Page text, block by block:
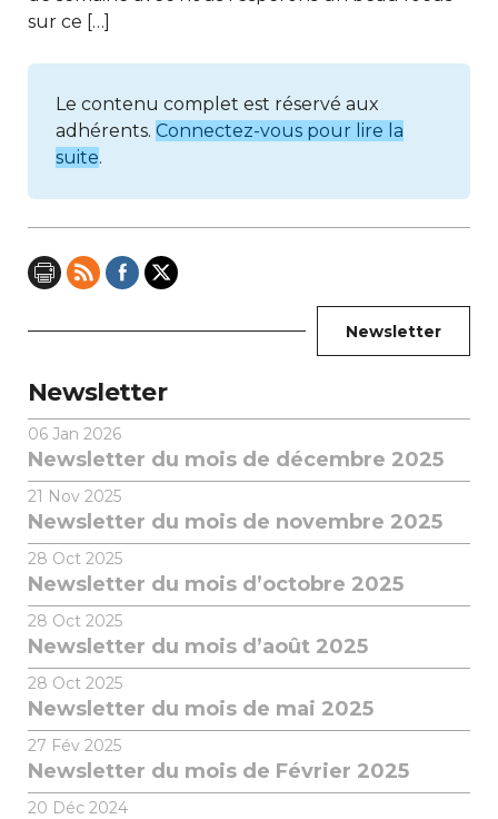
sur ce […]
Le contenu complet est réservé aux
adhérents. Connectez-vous pour lire la
suite.
Newsletter
Newsletter
06 Jan 2026
Newsletter du mois de décembre 2025
21 Nov 2025
Newsletter du mois de novembre 2025
28 Oct 2025
Newsletter du mois d’octobre 2025
28 Oct 2025
Newsletter du mois d’août 2025
28 Oct 2025
Newsletter du mois de mai 2025
27 Fév 2025
Newsletter du mois de Février 2025
20 Déc 2024